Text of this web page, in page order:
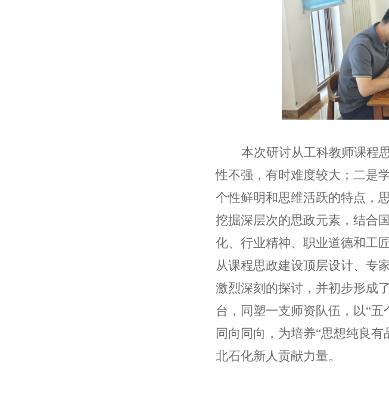
本次研讨从工科教师课程
性不强，有时难度较大；二是
个性鲜明和思维活跃的特点，
挖掘深层次的思政元素，结合
化、行业精神、职业道德和工
从课程思政建设顶层设计、专
激烈深刻的探讨，并初步形成
台，同塑一支师资队伍，以“
同向同向，为培养“思想纯良
北石化新人贡献力量。